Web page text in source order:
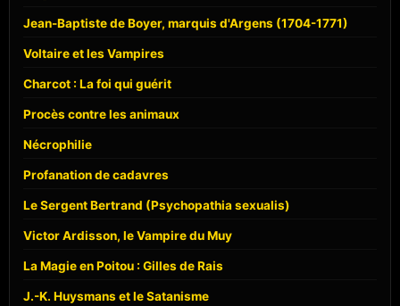
Jean-Baptiste de Boyer, marquis d'Argens (1704-1771)
Voltaire et les Vampires
Charcot : La foi qui guérit
Procès contre les animaux
Nécrophilie
Profanation de cadavres
Le Sergent Bertrand (Psychopathia sexualis)
Victor Ardisson, le Vampire du Muy
La Magie en Poitou : Gilles de Rais
J.-K. Huysmans et le Satanisme